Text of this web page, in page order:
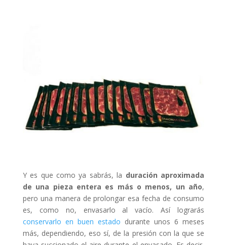
Y es que como ya sabrás, la duración aproximada
de una pieza entera es más o menos, un año,
pero una manera de prolongar esa fecha de consumo
es, como no, envasarlo al vacío. Así lograrás
conservarlo en buen estado durante unos 6 meses
más, dependiendo, eso sí, de la presión con la que se